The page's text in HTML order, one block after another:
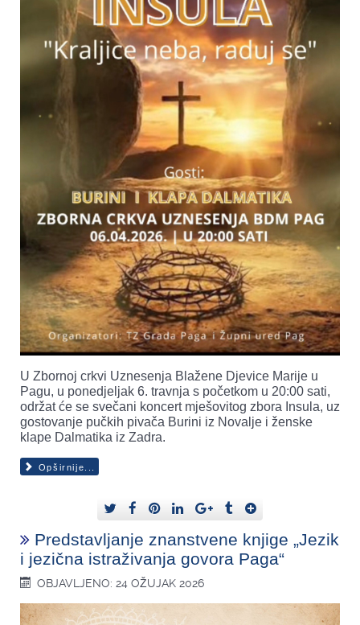
U Zbornoj crkvi Uznesenja Blažene Djevice Marije u
Pagu, u ponedjeljak 6. travnja s početkom u 20:00 sati,
održat će se svečani koncert mješovitog zbora Insula, uz
gostovanje pučkih pivača Burini iz Novalje i ženske
klape Dalmatika iz Zadra.
Opširnije...
Predstavljanje znanstvene knjige „Jezik
i jezična istraživanja govora Paga“
OBJAVLJENO: 24 OŽUJAK 2026